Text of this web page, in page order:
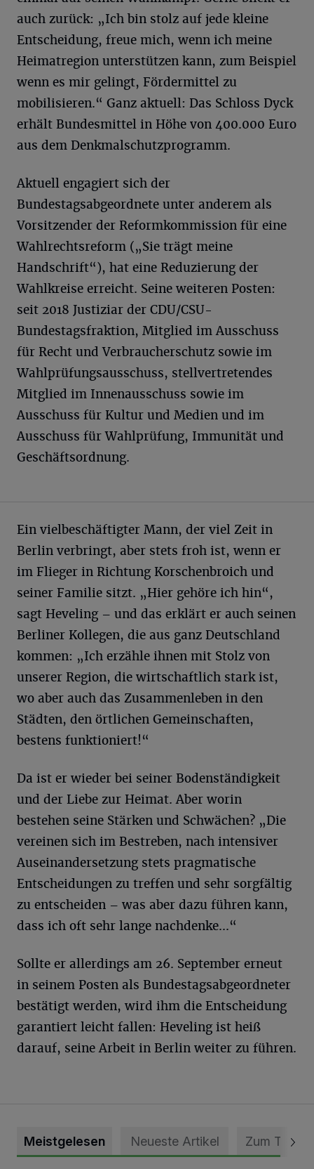
auch zurück: „Ich bin stolz auf jede kleine
Entscheidung, freue mich, wenn ich meine
Heimatregion unterstützen kann, zum Beispiel
wenn es mir gelingt, Fördermittel zu
mobilisieren.“ Ganz aktuell: Das Schloss Dyck
erhält Bundesmittel in Höhe von 400.000 Euro
aus dem Denkmalschutzprogramm.
Aktuell engagiert sich der
Bundestagsabgeordnete unter anderem als
Vorsitzender der Reformkommission für eine
Wahlrechtsreform („Sie trägt meine
Handschrift“), hat eine Reduzierung der
Wahlkreise erreicht. Seine weiteren Posten:
seit 2018 Justiziar der CDU/CSU-
Bundestagsfraktion, Mitglied im Ausschuss
für Recht und Verbraucherschutz sowie im
Wahlprüfungsausschuss, stellvertretendes
Mitglied im Innenausschuss sowie im
Ausschuss für Kultur und Medien und im
Ausschuss für Wahlprüfung, Immunität und
Geschäftsordnung.
Ein vielbeschäftigter Mann, der viel Zeit in
Berlin verbringt, aber stets froh ist, wenn er
im Flieger in Richtung Korschenbroich und
seiner Familie sitzt. „Hier gehöre ich hin“,
sagt Heveling – und das erklärt er auch seinen
Berliner Kollegen, die aus ganz Deutschland
kommen: „Ich erzähle ihnen mit Stolz von
unserer Region, die wirtschaftlich stark ist,
wo aber auch das Zusammenleben in den
Städten, den örtlichen Gemeinschaften,
bestens funktioniert!“
Da ist er wieder bei seiner Bodenständigkeit
und der Liebe zur Heimat. Aber worin
bestehen seine Stärken und Schwächen? „Die
vereinen sich im Bestreben, nach intensiver
Auseinandersetzung stets pragmatische
Entscheidungen zu treffen und sehr sorgfältig
zu entscheiden – was aber dazu führen kann,
dass ich oft sehr lange nachdenke...“
Sollte er allerdings am 26. September erneut
in seinem Posten als Bundestagsabgeordneter
bestätigt werden, wird ihm die Entscheidung
garantiert leicht fallen: Heveling ist heiß
darauf, seine Arbeit in Berlin weiter zu führen.
Meistgelesen Neueste Artikel Zum Thema